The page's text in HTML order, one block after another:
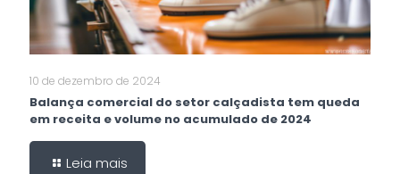
10 de dezembro de 2024
Balança comercial do setor calçadista tem queda
em receita e volume no acumulado de 2024
Leia mais